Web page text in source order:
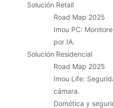
Solución Retail
Road Map 2025
Imou PC:
por IA.
Solución Residencial
Road Map 2025
Imou Life:
cámara.
Domótica y